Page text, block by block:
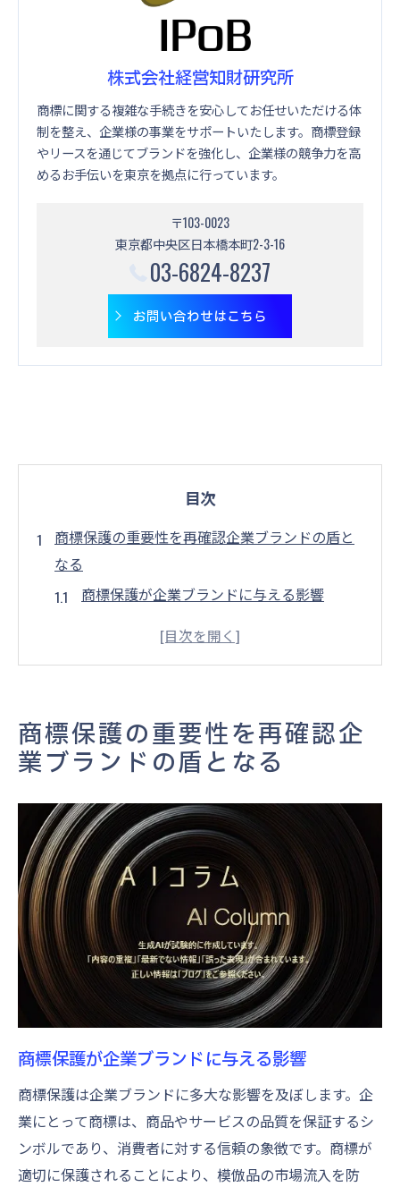
株式会社経営知財研究所
商標に関する複雑な手続きを安心してお任せいただける体
制を整え、企業様の事業をサポートいたします。商標登録
やリースを通じてブランドを強化し、企業様の競争力を高
めるお手伝いを東京を拠点に行っています。
〒103-0023
東京都中央区日本橋本町2-3-16
03-6824-8237
お問い合わせはこちら
目次
商標保護の重要性を再確認企業ブランドの盾と
なる
商標保護が企業ブランドに与える影響
商標保護を通じた信頼性の構築
企業の長期的安定を支える商標戦略
模倣品から守る戦略市場での商標の価値とは
商標が模倣品対策に果たす役割
市場での商標価値を高める方法
模倣品からブランドを守る法的手段
商標権によるブランド独自性の維持
商標保護を通じたブランド防衛戦略
企業競争力を高める商標の活用法
商標取得のステップ企業成功の道筋を探る
商標取得プロセスの基本
商標調査の重要性と方法
商標登録の成功事例
商標取得後の活用戦略
商標管理のベストプラクティス
商標保護の重要性を再確認企
業ブランドの盾となる
商標保護が企業ブランドに与える影響
商標保護は企業ブランドに多大な影響を及ぼします。企
業にとって商標は、商品やサービスの品質を保証するシ
ンボルであり、消費者に対する信頼の象徴です。商標が
適切に保護されることにより、模倣品の市場流入を防